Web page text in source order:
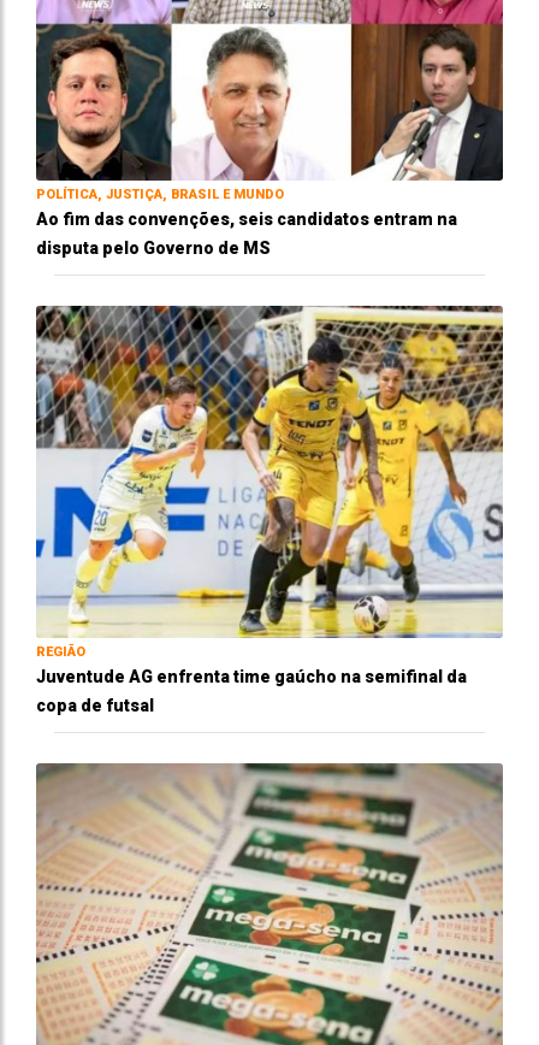
POLÍTICA, JUSTIÇA, BRASIL E MUNDO
Ao fim das convenções, seis candidatos entram na
disputa pelo Governo de MS
REGIÃO
Juventude AG enfrenta time gaúcho na semifinal da
copa de futsal